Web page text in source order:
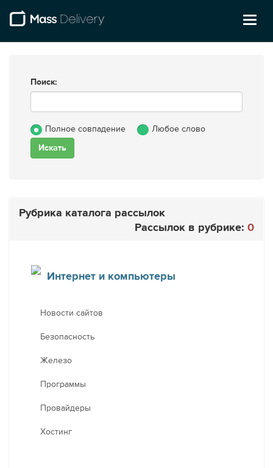
Поиск:
Полное совпадение Любое слово
Рубрика каталога рассылок
Рассылок в рубрике: 0
Интернет и компьютеры
Новости сайтов
Безопасность
Железо
Программы
Провайдеры
Хостинг